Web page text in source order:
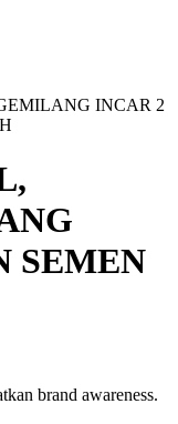
INCAR 2
SEMEN